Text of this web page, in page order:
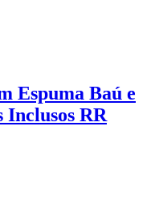
Espuma Baú e
Inclusos RR